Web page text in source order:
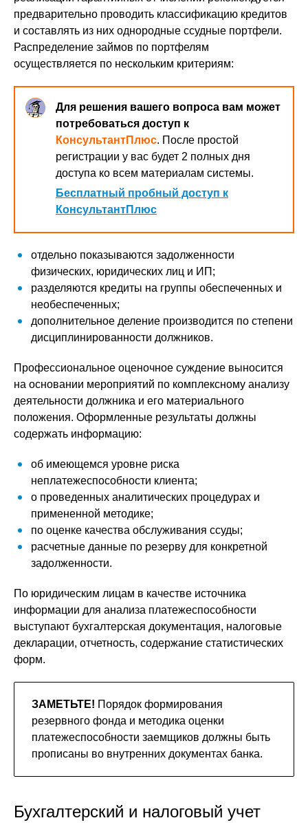
предварительно проводить классификацию кредитов
и составлять из них однородные ссудные портфели.
Распределение займов по портфелям
осуществляется по нескольким критериям:
Для решения вашего вопроса вам может
потребоваться доступ к
КонсультантПлюс. После простой
регистрации у вас будет 2 полных дня
доступа ко всем материалам системы.
Бесплатный пробный доступ к
КонсультантПлюс
отдельно показываются задолженности
физических, юридических лиц и ИП;
разделяются кредиты на группы обеспеченных и
необеспеченных;
дополнительное деление производится по степени
дисциплинированности должников.
Профессиональное оценочное суждение выносится
на основании мероприятий по комплексному анализу
деятельности должника и его материального
положения. Оформленные результаты должны
содержать информацию:
об имеющемся уровне риска
неплатежеспособности клиента;
о проведенных аналитических процедурах и
примененной методике;
по оценке качества обслуживания ссуды;
расчетные данные по резерву для конкретной
задолженности.
По юридическим лицам в качестве источника
информации для анализа платежеспособности
выступают бухгалтерская документация, налоговые
декларации, отчетность, содержание статистических
форм.
ЗАМЕТЬТЕ! Порядок формирования
резервного фонда и методика оценки
платежеспособности заемщиков должны быть
прописаны во внутренних документах банка.
Бухгалтерский и налоговый учет